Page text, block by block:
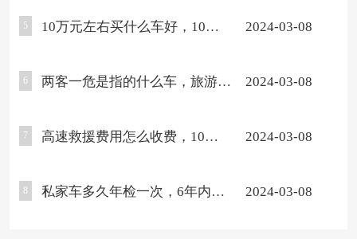
5 10万元左右买什么车好，10款 2024-03-08
6 两客一危是指的什么车，旅游大 2024-03-08
7 高速救援费用怎么收费，10公
程)
2024-03-08
8 私家车多久年检一次，6年内免 2024-03-08